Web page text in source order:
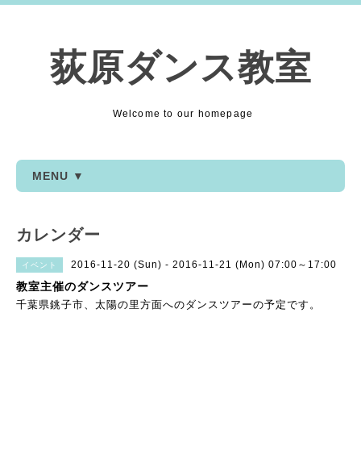
荻原ダンス教室
Welcome to our homepage
MENU ▼
カレンダー
イベント 2016-11-20 (Sun) - 2016-11-21 (Mon) 07:00～17:00
教室主催のダンスツアー
千葉県銚子市、太陽の里方面へのダンスツアーの予定です。